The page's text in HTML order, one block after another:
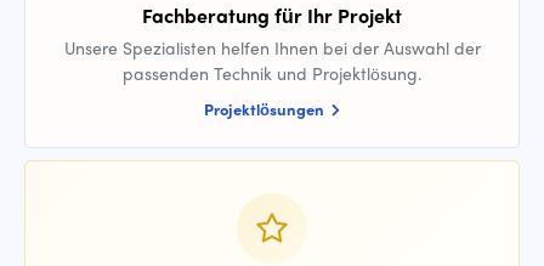
Fachberatung für Ihr Projekt
Unsere Spezialisten helfen Ihnen bei der Auswahl der
passenden Technik und Projektlösung.
Projektlösungen